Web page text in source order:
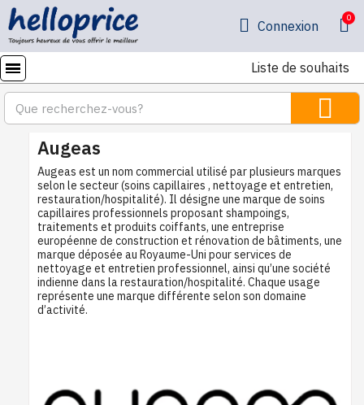
Connexion
Liste de souhaits
Augeas
Augeas est un nom commercial utilisé par plusieurs marques
selon le secteur (soins capillaires , nettoyage et entretien,
restauration/hospitalité). Il désigne une marque de soins
capillaires professionnels proposant shampoings,
traitements et produits coiffants, une entreprise
européenne de construction et rénovation de bâtiments, une
marque déposée au Royaume-Uni pour services de
nettoyage et entretien professionnel, ainsi qu’une société
indienne dans la restauration/hospitalité. Chaque usage
représente une marque différente selon son domaine
d’activité.